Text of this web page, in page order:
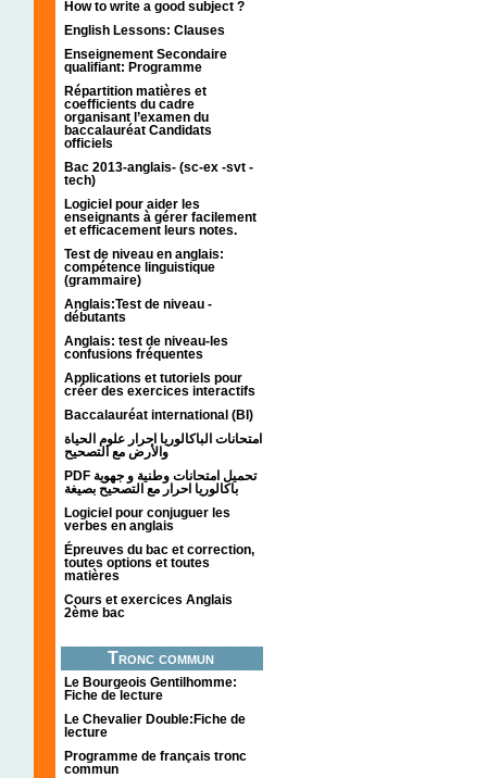
How to write a good subject ?
English Lessons: Clauses
Enseignement Secondaire
qualifiant: Programme
Répartition matières et
coefficients du cadre
organisant l’examen du
baccalauréat Candidats
officiels
Bac 2013-anglais- (sc-ex -svt -
tech)
Logiciel pour aider les
enseignants à gérer facilement
et efficacement leurs notes.
Test de niveau en anglais:
compétence linguistique
(grammaire)
Anglais:Test de niveau -
débutants
Anglais: test de niveau-les
confusions fréquentes
Applications et tutoriels pour
créer des exercices interactifs
Baccalauréat international (BI)
امتحانات الباكالوريا احرار علوم الحياة
والأرض مع التصحيح
PDF تحميل امتحانات وطنية و جهوية
باكالوريا احرار مع التصحيح بصيغة
Logiciel pour conjuguer les
verbes en anglais
Épreuves du bac et correction,
toutes options et toutes
matières
Cours et exercices Anglais
2ème bac
Tronc commun
Le Bourgeois Gentilhomme:
Fiche de lecture
Le Chevalier Double:Fiche de
lecture
Programme de français tronc
commun